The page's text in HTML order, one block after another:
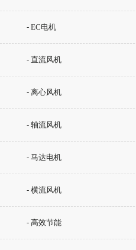
- EC电机
- 直流风机
- 离心风机
- 轴流风机
- 马达电机
- 横流风机
- 高效节能